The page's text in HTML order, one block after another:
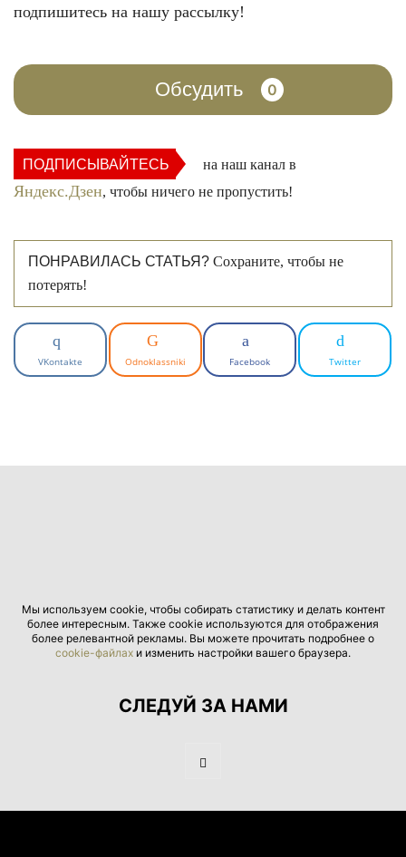
подпишитесь на нашу рассылку!
Обсудить 0
ПОДПИСЫВАЙТЕСЬ на наш канал в
Яндекс.Дзен, чтобы ничего не пропустить!
ПОНРАВИЛАСЬ СТАТЬЯ? Сохраните, чтобы не
потерять!
VKontakte Odnoklassniki Facebook Twitter
Мы используем cookie, чтобы собирать статистику и делать контент
более интересным. Также cookie используются для отображения
более релевантной рекламы. Вы можете прочитать подробнее о
cookie-файлах и изменить настройки вашего браузера.
СЛЕДУЙ ЗА НАМИ